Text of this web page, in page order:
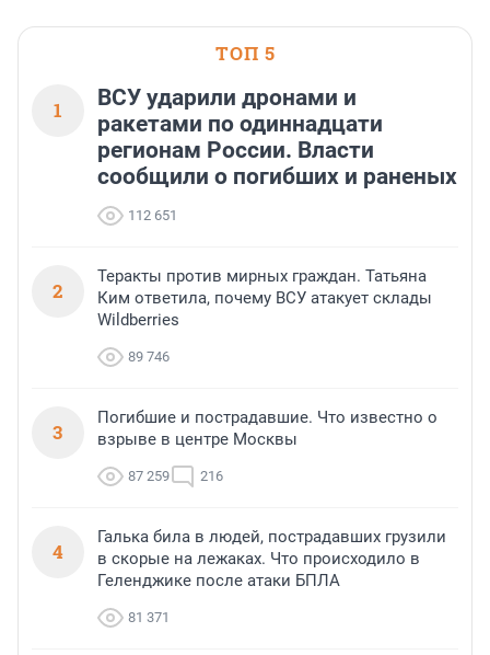
ТОП 5
1
ВСУ ударили дронами и
ракетами по одиннадцати
регионам России. Власти
сообщили о погибших и раненых
112 651
2
Теракты против мирных граждан. Татьяна
Ким ответила, почему ВСУ атакует склады
Wildberries
89 746
3
Погибшие и пострадавшие. Что известно о
взрыве в центре Москвы
87 259 216
4
Галька била в людей, пострадавших грузили
в скорые на лежаках. Что происходило в
Геленджике после атаки БПЛА
81 371